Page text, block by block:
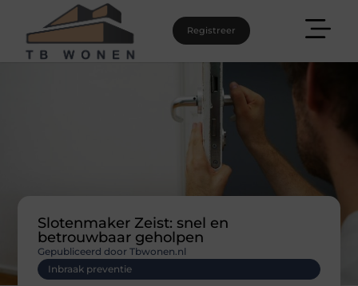
Registreer
Slotenmaker Zeist: snel en
betrouwbaar geholpen
Inbraak preventie
Gepubliceerd door Tbwonen.nl